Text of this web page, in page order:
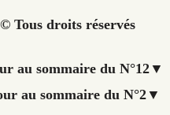
© Tous droits réservés
au sommaire du N°12▼
au sommaire du N°2▼